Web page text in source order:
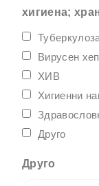
хигиена;
Вирусен
ХИВ
Хигиенни
Друго
Друго